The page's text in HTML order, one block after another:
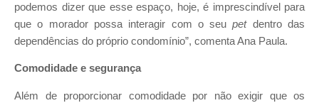
podemos dizer que esse espaço, hoje, é imprescindível para
que o morador possa interagir com o seupet dentro das
dependências do próprio condomínio”, comenta Ana Paula.
Comodidade e segurança
Além de proporcionar comodidade por não exigir que os